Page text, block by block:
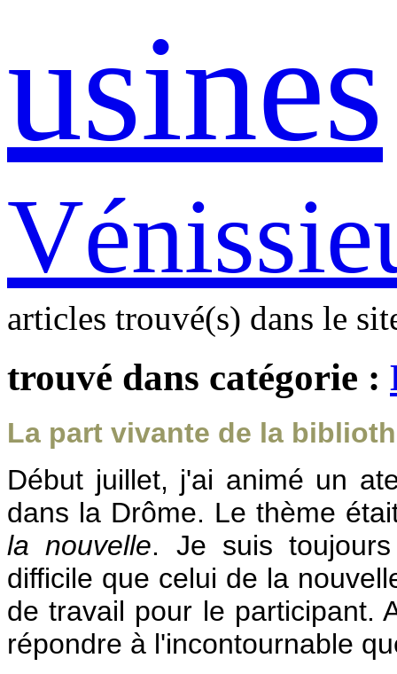
usines
articles trouvé(s) dans le
trouvé dans catégorie :
La part vivante de la
Début juillet, j'ai animé un
dans la Drôme. Le thème
la nouvelle. Je suis
difficile que celui de la
de travail pour le participant.
répondre à l'incontournable